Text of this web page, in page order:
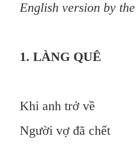
English version by
1. LÀNG QUÊ
Khi anh trở về
Người vợ đã chết